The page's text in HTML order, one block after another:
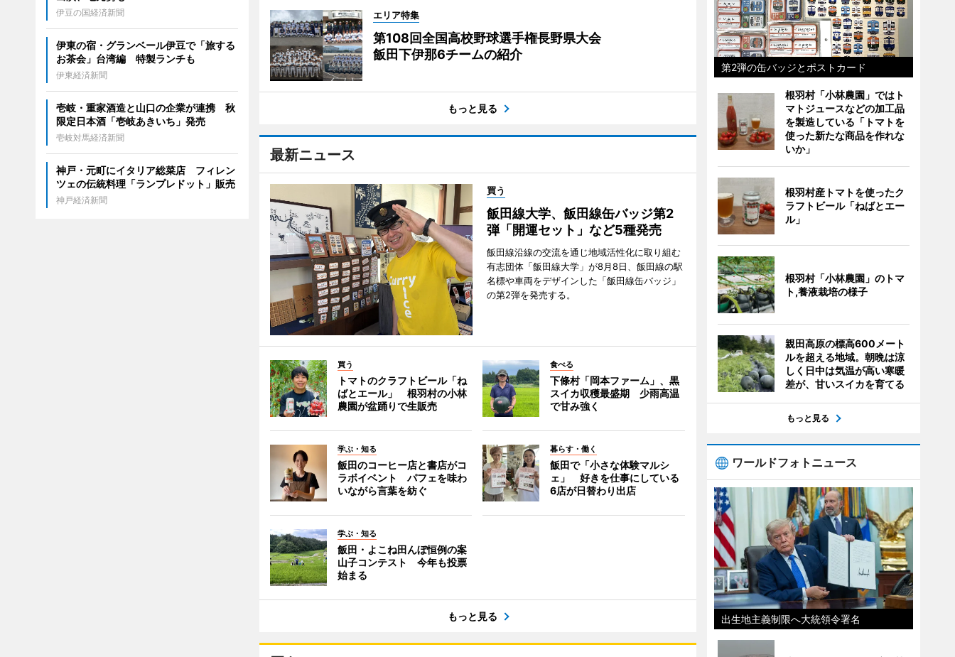
エリア特集
第108回全国高校野球選手権長野県大会
飯田下伊那6チームの紹介
もっと見る
最新ニュース
買う
飯田線大学、飯田線缶バッジ第2
弾「開運セット」など5種発売
飯田線沿線の交流を通じ地域活性化に取り組む
有志団体「飯田線大学」が8月8日、飯田線の駅
名標や車両をデザインした「飯田線缶バッジ」
の第2弾を発売する。
買う
トマトのクラフトビール「ね
ばとエール」 根羽村の小林
農園が盆踊りで生販売
食べる
下條村「岡本ファーム」、黒
スイカ収穫最盛期 少雨高温
で甘み強く
学ぶ・知る
飯田のコーヒー店と書店がコ
ラボイベント パフェを味わ
いながら言葉を紡ぐ
暮らす・働く
飯田で「小さな体験マルシ
ェ」 好きを仕事にしている
6店が日替わり出店
学ぶ・知る
飯田・よこね田んぼ恒例の案
山子コンテスト 今年も投票
始まる
もっと見る
伊豆の国経済新聞
伊東の宿・グランベール伊豆で「旅する
お茶会」台湾編 特製ランチも
伊東経済新聞
壱岐・重家酒造と山口の企業が連携 秋
限定日本酒「壱岐あきいち」発売
壱岐対馬経済新聞
神戸・元町にイタリア総菜店 フィレン
ツェの伝統料理「ランプレドット」販売
神戸経済新聞
第2弾の缶バッジとポストカード
根羽村「小林農園」ではト
マトジュースなどの加工品
を製造している「トマトを
使った新たな商品を作れな
いか」
根羽村産トマトを使ったク
ラフトビール「ねばとエー
ル」
根羽村「小林農園」のトマ
ト,養液栽培の様子
親田高原の標高600メート
ルを超える地域。朝晩は涼
しく日中は気温が高い寒暖
差が、甘いスイカを育てる
もっと見る
ワールドフォトニュース
出生地主義制限へ大統領令署名